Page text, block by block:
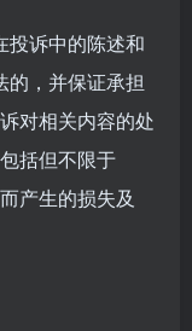
投诉中的陈述和
的，并保证承担
对相关内容的处
括但不限于
产生的损失及